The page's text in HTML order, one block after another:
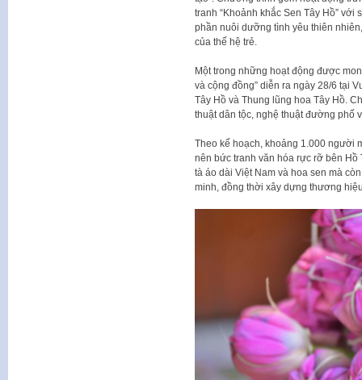
tranh “Khoảnh khắc Sen Tây Hồ”
phần nuôi dưỡng tình yêu thiên
của thế hệ trẻ.
Một trong những hoạt động được
và cộng đồng” diễn ra ngày 28/6 tại
Tây Hồ và Thung lũng hoa Tây Hồ.
thuật dân tộc, nghệ thuật đường phố
Theo kế hoạch, khoảng 1.000 người
nên bức tranh văn hóa rực rỡ bên Hồ
tà áo dài Việt Nam và hoa sen mà
minh, đồng thời xây dựng thương